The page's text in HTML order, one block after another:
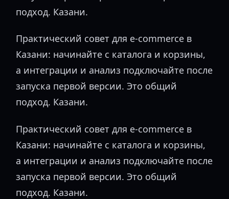
подход. Казани.
Практический совет для e-commerce в
Казани: начинайте с каталога и корзины,
а интеграции и анализ подключайте после
запуска первой версии. Это общий
подход. Казани.
Практический совет для e-commerce в
Казани: начинайте с каталога и корзины,
а интеграции и анализ подключайте после
запуска первой версии. Это общий
подход. Казани.